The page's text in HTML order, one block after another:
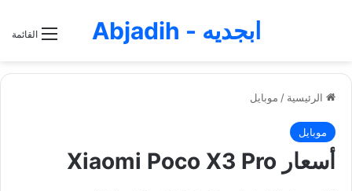
القائمة ابجديه - Abjadih
الرئيسية / موبايل
موبايل
أسعار Xiaomi Poco X3 Pro